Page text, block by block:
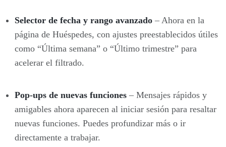
Selector de fecha y rango avanzado– Ahora en la
página de Huéspedes, con ajustes preestablecidos útiles
como “Última semana” o “Último trimestre” para
acelerar el filtrado.
Pop-ups de nuevas funciones– Mensajes rápidos y
amigables ahora aparecen al iniciar sesión para resaltar
nuevas funciones. Puedes profundizar más o ir
directamente a trabajar.